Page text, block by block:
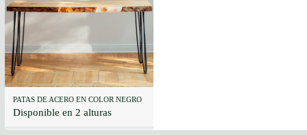
PATAS DE ACERO EN COLOR NEGRO
Disponible en 2 alturas